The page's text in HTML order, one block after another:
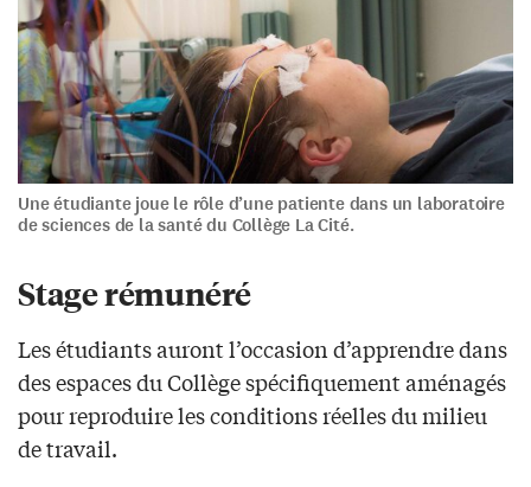
Une étudiante joue le rôle d’une patiente dans un laboratoire
de sciences de la santé du Collège La Cité.
Stage rémunéré
Les étudiants auront l’occasion d’apprendre dans
des espaces du Collège spécifiquement aménagés
pour reproduire les conditions réelles du milieu
de travail.